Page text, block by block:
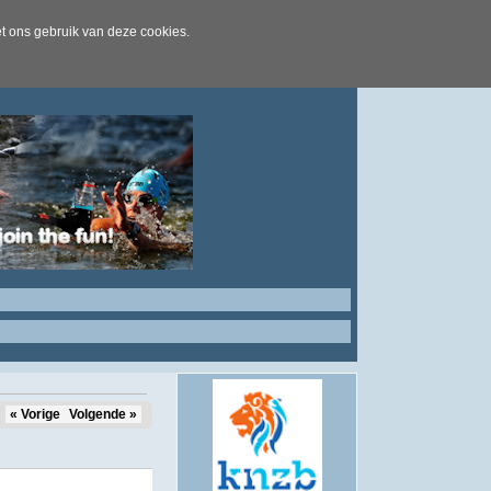
ons gebruik van deze cookies.
« Vorige Volgende »